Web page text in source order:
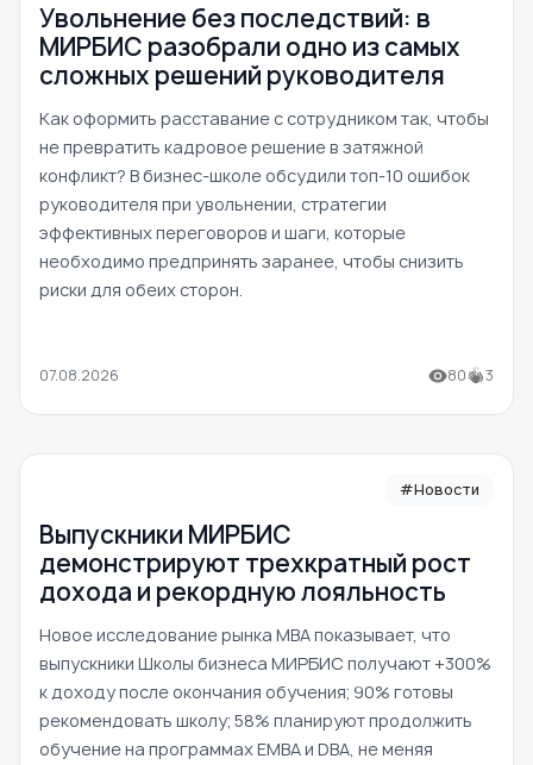
Увольнение без последствий: в
МИРБИС разобрали одно из самых
сложных решений руководителя
Как оформить расставание с сотрудником так, чтобы
не превратить кадровое решение в затяжной
конфликт? В бизнес-школе обсудили топ-10 ошибок
руководителя при увольнении, стратегии
эффективных переговоров и шаги, которые
необходимо предпринять заранее, чтобы снизить
риски для обеих сторон.
07.08.2026 80 3
#Новости
Выпускники МИРБИС
демонстрируют трехкратный рост
дохода и рекордную лояльность
Новое исследование рынка MBA показывает, что
выпускники Школы бизнеса МИРБИС получают +300%
к доходу после окончания обучения; 90% готовы
рекомендовать школу; 58% планируют продолжить
обучение на программах EMBA и DBA, не меняя